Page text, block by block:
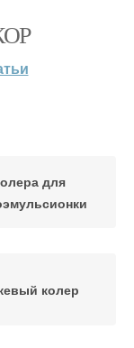
для
колер